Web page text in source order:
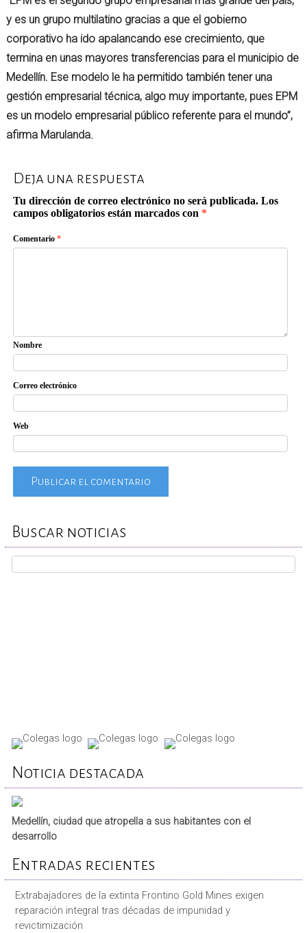
y es un grupo multilatino gracias a que el gobierno
corporativo ha ido apalancando ese crecimiento, que
termina en unas mayores transferencias para el municipio de
Medellín. Ese modelo le ha permitido también tener una
gestión empresarial técnica, algo muy importante, pues EPM
es un modelo empresarial público referente para el mundo”,
afirma Marulanda.
Deja una respuesta
Tu dirección de correo electrónico no será publicada. Los
campos obligatorios están marcados con *
Comentario*
Nombre
Correo electrónico
Web
Buscar noticias
Noticia destacada
Medellín, ciudad que atropella a sus habitantes con el
desarrollo
Entradas recientes
Extrabajadores de la extinta Frontino Gold Mines exigen
reparación integral tras décadas de impunidad y
revictimización